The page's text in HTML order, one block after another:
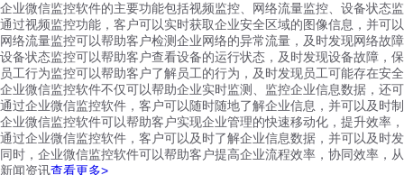
企业微信监控软件的主要功能包括视频监控、网络流量监控、设备状态
通过视频监控功能，客户可以实时获取企业安全区域的图像信息，并可
网络流量监控可以帮助客户检测企业网络的异常流量，及时发现网络故
设备状态监控可以帮助客户查看设备的运行状态，及时发现设备故障，
员工行为监控可以帮助客户了解员工的行为，及时发现员工可能存在安
企业微信监控软件不仅可以帮助企业实时监测、监控企业信息数据，还
通过企业微信监控软件，客户可以随时随地了解企业信息，并可以及时
企业微信监控软件可以帮助客户实现企业管理的快速移动化，提升效率
通过企业微信监控软件，客户可以及时了解企业信息数据，并可以及时
同时，企业微信监控软件可以帮助客户提高企业流程效率，协同效率，
新闻资讯查看更多>